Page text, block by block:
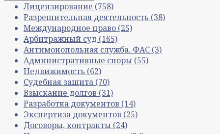
Лицензирование (758)
Разрешительная деятельность (38)
Международное право (25)
Арбитражный суд (165)
Антимонопольная служба. ФАС (3)
Административные споры (55)
Недвижимость (62)
Судебная защита (70)
Взыскание долгов (31)
Разработка документов (14)
Экспертиза документов (25)
Договоры, контракты (24)